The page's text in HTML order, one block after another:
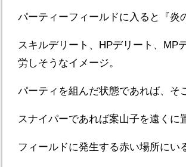
パーティーフィールドに入ると『炎
スキルデリート、HPデリート、MP
労しそうなイメージ。
パーティを組んだ状態であれば、そ
スナイパーであれば案山子を遠くに
フィールドに発生する赤い場所にい